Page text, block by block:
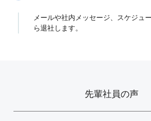
メールや社内メッセージ、スケジュ
ら退社します。
先輩社員の声